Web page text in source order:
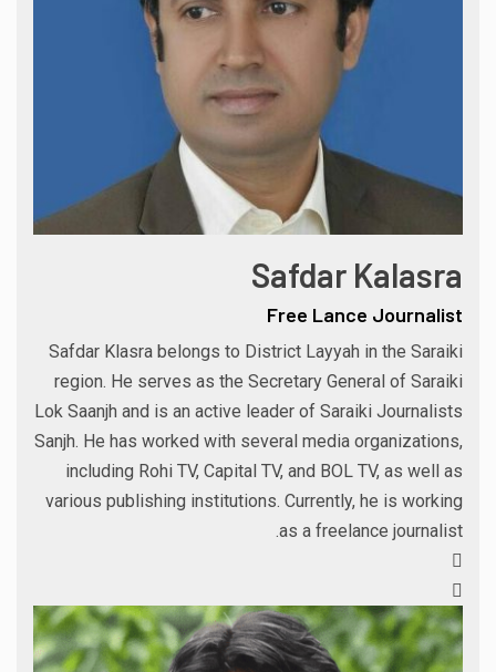
Safdar Kalasra
Free Lance Journalist
Safdar Klasra belongs to District Layyah in the Saraiki
region. He serves as the Secretary General of Saraiki
Lok Saanjh and is an active leader of Saraiki Journalists
Sanjh. He has worked with several media organizations,
including Rohi TV, Capital TV, and BOL TV, as well as
various publishing institutions. Currently, he is working
as a freelance journalist.